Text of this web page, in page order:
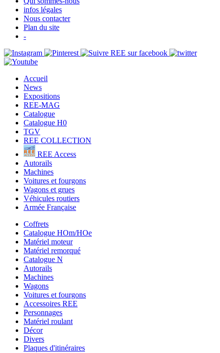
infos légales
Nous contacter
Plan du site
-
Accueil
News
Expositions
REE-MAG
Catalogue
Catalogue H0
TGV
REE COLLECTION
REE Access
Autorails
Machines
Voitures et fourgons
Wagons et grues
Véhicules routiers
Armée Française
Coffrets
Catalogue HOm/HOe
Matériel moteur
Matériel remorqué
Catalogue N
Autorails
Machines
Wagons
Voitures et fourgons
Accessoires REE
Personnages
Matériel roulant
Décor
Divers
Plaques d'itinéraires